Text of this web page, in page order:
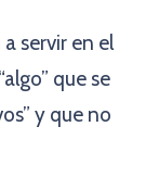
servir en el
que se
y que no